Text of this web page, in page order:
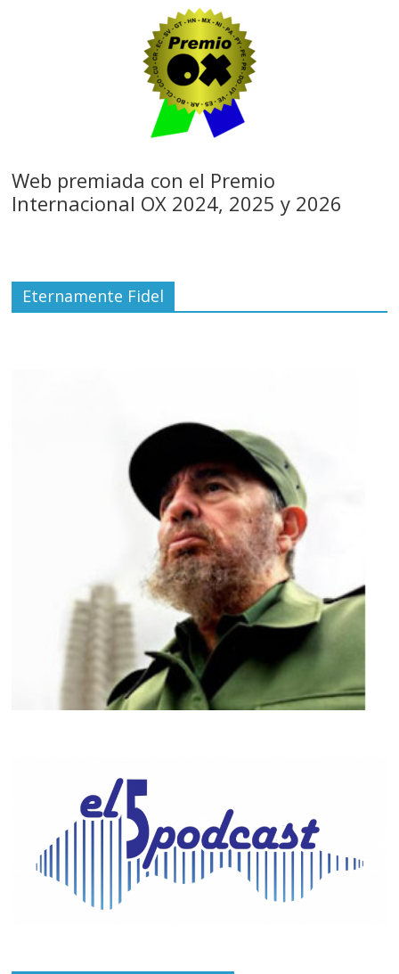
Web premiada con el Premio
Internacional OX 2024, 2025 y 2026
Eternamente Fidel